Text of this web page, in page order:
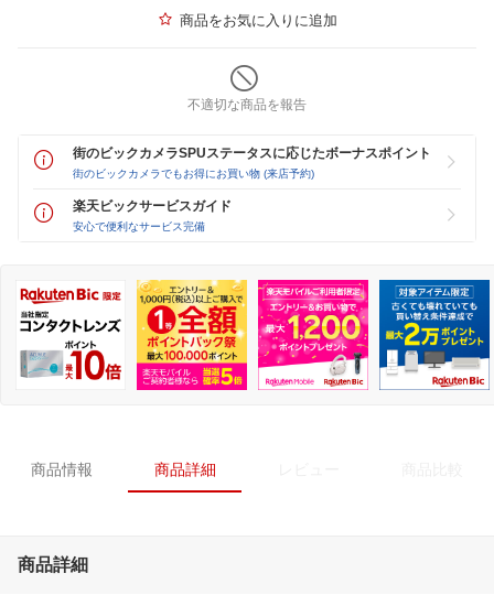
商品をお気に入りに追加
不適切な商品を報告
街のビックカメラSPUステータスに応じたボーナスポイント
街のビックカメラでもお得にお買い物 (来店予約)
楽天ビックサービスガイド
安心で便利なサービス完備
商品情報 商品詳細
商品詳細